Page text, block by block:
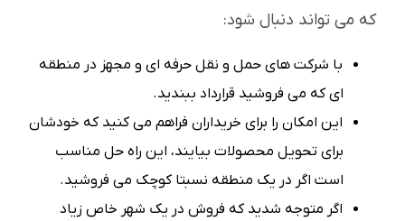
که می تواند دنبال شود:
با شرکت های حمل و نقل حرفه ای و مجهز در منطقه
ای که می فروشید قرارداد ببندید.
این امکان را برای خریداران فراهم می کنید که خودشان
برای تحویل محصولات بیایند، این راه حل مناسب
است اگر در یک منطقه نسبتا کوچک می فروشید.
اگر متوجه شدید که فروش در یک شهر خاص زیاد